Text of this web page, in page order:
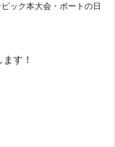
ック本大会・ボートの日
す！